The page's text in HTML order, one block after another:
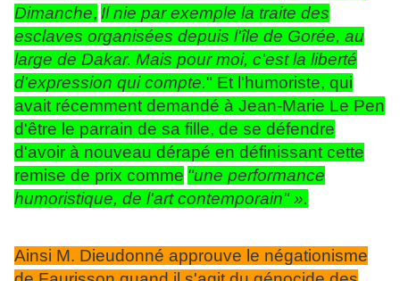
Dimanche, Il nie par exemple la traite des
esclaves organisées depuis l'île de Gorée, au
large de Dakar. Mais pour moi, c'est la liberté
d'expression qui compte." Et l'humoriste, qui
avait récemment demandé à Jean-Marie Le Pen
d'être le parrain de sa fille, de se défendre
d'avoir à nouveau dérapé en définissant cette
remise de prix comme "une performance
humoristique, de l'art contemporain" ».
Ainsi M. Dieudonné approuve le négationisme